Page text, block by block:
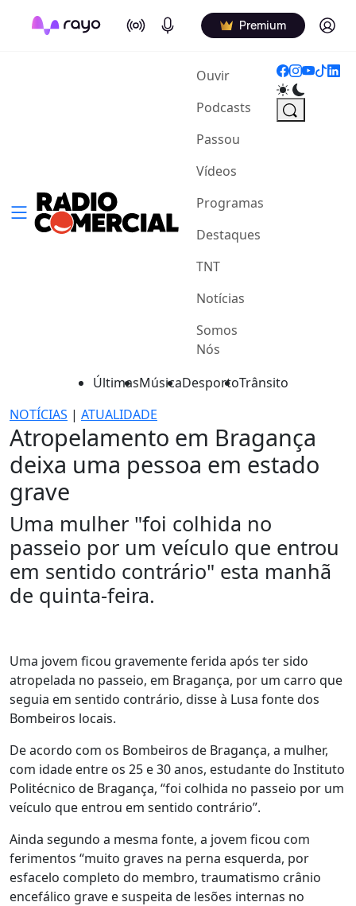
On Air Podcasts Premium Log in
Ouvir(current)
Podcasts
Passou
Vídeos
Programas
Destaques
TNT
Notícias
Somos
Nós
ÚltimasMúsicaDesportoTrânsito
NOTÍCIAS | ATUALIDADE
Atropelamento em Bragança
deixa uma pessoa em estado
grave
Uma mulher "foi colhida no
passeio por um veículo que entrou
em sentido contrário" esta manhã
de quinta-feira.
Uma jovem ficou gravemente ferida após ter sido
atropelada no passeio, em Bragança, por um carro que
seguia em sentido contrário, disse à Lusa fonte dos
Bombeiros locais.
De acordo com os Bombeiros de Bragança, a mulher,
com idade entre os 25 e 30 anos, estudante do Instituto
Politécnico de Bragança, “foi colhida no passeio por um
veículo que entrou em sentido contrário”.
Ainda segundo a mesma fonte, a jovem ficou com
ferimentos “muito graves na perna esquerda, por
esfacelo completo do membro, traumatismo crânio
encefálico grave e suspeita de lesões internas no